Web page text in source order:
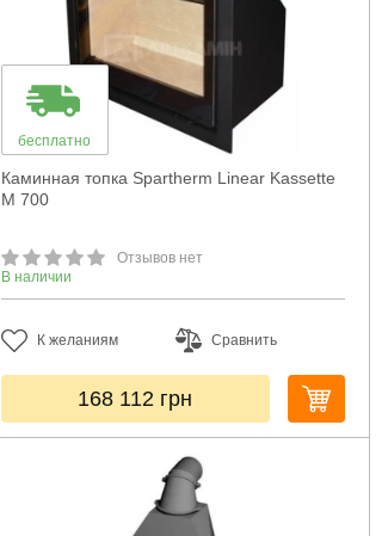
бесплатно
Каминная топка Spartherm Linear Kassette
M 700
Отзывов нет
В наличии
К желаниям Сравнить
168 112 грн